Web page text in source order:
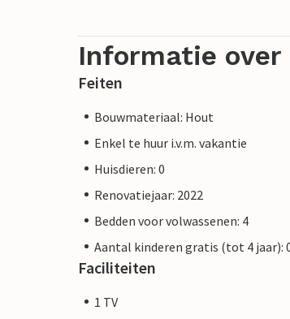
Informatie
Feiten
Bouwmateriaal: Hout
Enkel te huur i.v.m. vakantie
Huisdieren: 0
Renovatiejaar: 2022
Bedden voor volwassenen: 4
Aantal kinderen gratis (tot 4 jaar):
Faciliteiten
1 TV